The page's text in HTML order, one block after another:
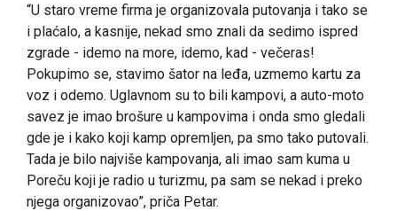
“U staro vreme firma je organizovala putovanja i tako se
i plaćalo, a kasnije, nekad smo znali da sedimo ispred
zgrade - idemo na more, idemo, kad - večeras!
Pokupimo se, stavimo šator na leđa, uzmemo kartu za
voz i odemo. Uglavnom su to bili kampovi, a auto-moto
savez je imao brošure u kampovima i onda smo gledali
gde je i kako koji kamp opremljen, pa smo tako putovali.
Tada je bilo najviše kampovanja, ali imao sam kuma u
Poreču koji je radio u turizmu, pa sam se nekad i preko
njega organizovao”, priča Petar.